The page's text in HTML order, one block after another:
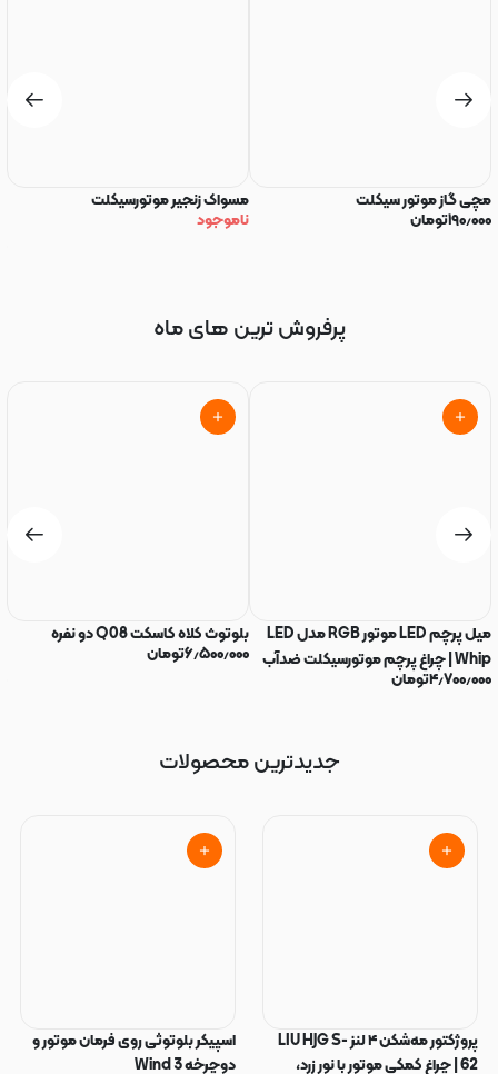
مچی گاز موتور سیکلت
۱۹۰٫۰۰۰تومان
مسواک زنجیر موتورسیکلت
ناموجود
پرفروش ترین های ماه
میل پرچم LED موتور RGB مدل LED
Whip | چراغ پرچم موتورسیکلت ضدآب
IP68
۴٫۷۰۰٫۰۰۰تومان
بلوتوث کلاه کاسکت Q08 دو نفره
۶٫۵۰۰٫۰۰۰تومان
جدیدترین محصولات
پروژکتور مه‌شکن ۴ لنز LIU HJG S-
62 | چراغ کمکی موتور با نور زرد،
اسپیکر بلوتوثی روی فرمان موتور و
دوچرخه Wind 3